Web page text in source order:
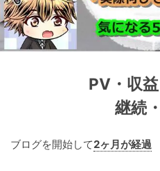
PV・収
継続
ブログを開始して2ヶ月が経過